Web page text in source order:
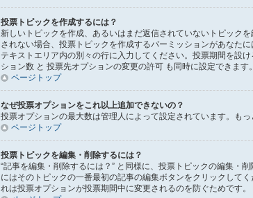
投票トピックを作成するには？
新しいトピックを作成、あるいはまだ返信されていないトピック
されない場合、投票トピックを作成するパーミッションがあなた
テキストエリア内の別々の行に入力してください。投票期間を設
ション数 と 投票先オプションの変更の許可 も同時に設定できます。
ページトップ
なぜ投票オプションをこれ以上追加できないの？
投票オプションの最大数は管理人によって設定されています。も
ページトップ
投票トピックを編集・削除するには？
“記事を編集・削除するには？” と同様に、投票トピックの編集・
にはそのトピックの一番最初の記事の編集ボタンをクリックして
れは投票オプションが投票期間中に変更されるのを防ぐためです。